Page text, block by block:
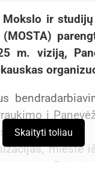
Mokslo ir
m. viziją,
į
mieste
merus.
Skaityti toliau